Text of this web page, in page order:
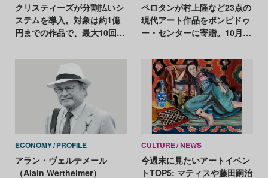
クリスティーズが分割払いシ
ステムを導入。対象は約1億
円までの作品で、最大10回払
ペロタンが村上隆など23点の
現代アート作品をポンピドゥ
ー・センターに寄贈。10月に
ECONOMY PROFILE
アラン・ヴェルテメール
（Alain Wertheimer）
CULTURE NEWS
今週末に見たいアートイベン
トTOP5: マティスや藤田嗣治